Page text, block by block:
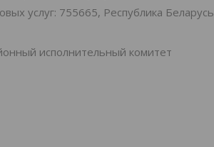
услуг: 755665, Республика Беларусь
исполнительный комитет